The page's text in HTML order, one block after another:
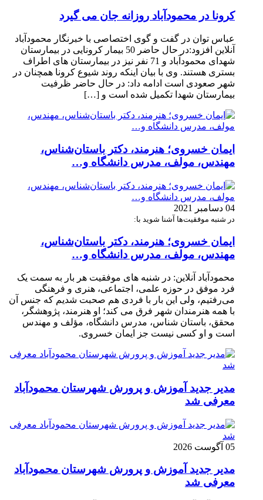
کرونا در محمودآباد روزانه جان می گیرد
عباس توان در گفت و گوی اختصاصی با خبرنگار محمودآباد
آنلاین افزود:در حال حاضر 50 بیمار کرونایی در بیمارستان
شهدای محمودآباد و 71 نفر نیز در بیمارستان های اطراف
بستری هستند. وی با بیان اینکه روند شیوع کرونا همچنان در
شهر صعودی است ادامه داد: در حال حاضر ظرفیت
بیمارستان شهدا تکمیل شده است و […]
ایمان خسروی؛ هنرمند، دکتر باستان‌شناس،
مهندس، مولف، مدرس دانشگاه و…
04 دسامبر 2021
در شنبه موفقیت‌ها آشنا شوید با:
ایمان خسروی؛ هنرمند، دکتر باستان‌شناس،
مهندس، مولف، مدرس دانشگاه و…
محمودآباد آنلاین: در شنبه های موفقیت هر بار به سمت یک
فرد موفق در حوزه علمی، اجتماعی، هنری و فرهنگی
می‌رفتیم، ولی این بار با فردی هم صحبت شدیم که جنس آن
با همه هنرمندان شهر فرق می کند؛ او هنرمند، پژوهشگر،
محقق، باستان شناس، مدرس دانشگاه، مؤلف و مهندس
است و او کسی نیست جز ایمان خسروی.
مدیر جدید آموزش و پرورش شهرستان محمودآباد
معرفی شد
05 آگوست 2026
مدیر جدید آموزش و پرورش شهرستان محمودآباد
معرفی شد